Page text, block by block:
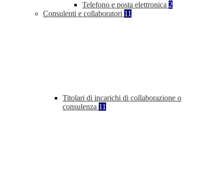
Telefono e posta elettronica 2
Consulenti e collaboratori 11
Titolari di incarichi di collaborazione o
consulenza 11